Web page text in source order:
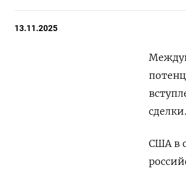
13.11.2025
сделки.
США в